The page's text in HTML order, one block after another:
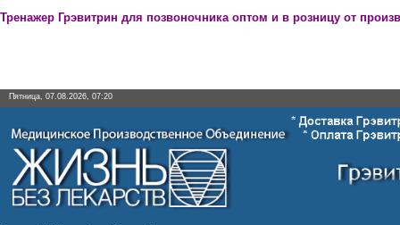
Тренажер Грэвитрин для позвоночника оптом и в розницу от
Пятница, 07.08.2026, 07:20